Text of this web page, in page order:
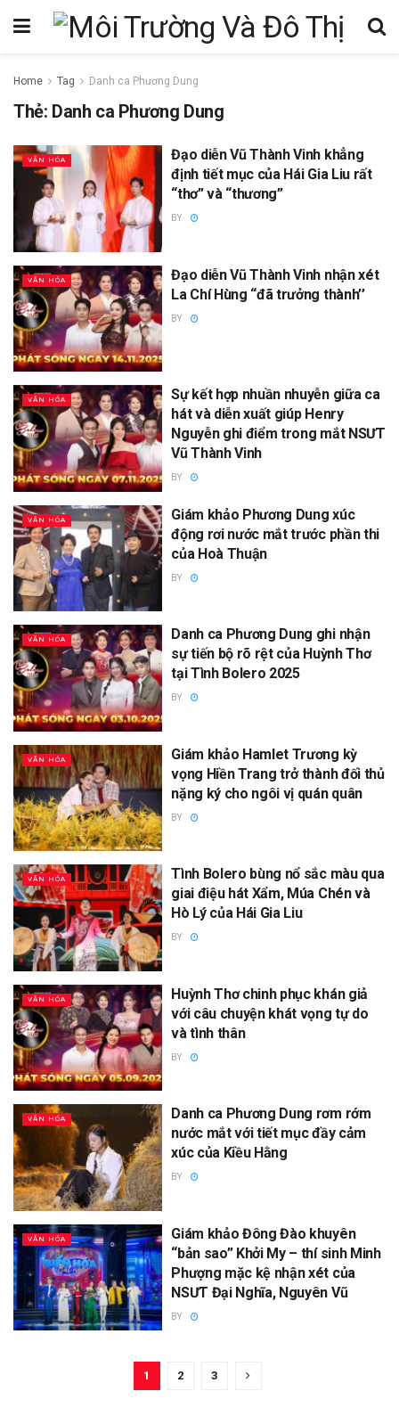
Home Tag Danh ca Phương Dung
Thẻ: Danh ca Phương Dung
VĂN HÓA
Đạo diễn Vũ Thành Vinh khẳng
định tiết mục của Hái Gia Liu rất
“thơ” và “thương”
BY
VĂN HÓA
Đạo diễn Vũ Thành Vinh nhận xét
La Chí Hùng “đã trưởng thành’’
BY
VĂN HÓA
Sự kết hợp nhuần nhuyễn giữa ca
hát và diễn xuất giúp Henry
Nguyễn ghi điểm trong mắt NSƯT
Vũ Thành Vinh
BY
VĂN HÓA
Giám khảo Phương Dung xúc
động rơi nước mắt trước phần thi
của Hoà Thuận
BY
VĂN HÓA
Danh ca Phương Dung ghi nhận
sự tiến bộ rõ rệt của Huỳnh Thơ
tại Tình Bolero 2025
BY
VĂN HÓA
Giám khảo Hamlet Trương kỳ
vọng Hiền Trang trở thành đối thủ
nặng ký cho ngôi vị quán quân
BY
VĂN HÓA
Tình Bolero bùng nổ sắc màu qua
giai điệu hát Xẩm, Múa Chén và
Hò Lý của Hái Gia Liu
BY
VĂN HÓA
Huỳnh Thơ chinh phục khán giả
với câu chuyện khát vọng tự do
và tình thân
BY
VĂN HÓA
Danh ca Phương Dung rơm rớm
nước mắt với tiết mục đầy cảm
xúc của Kiều Hằng
BY
VĂN HÓA
Giám khảo Đông Đào khuyên
“bản sao” Khởi My – thí sinh Minh
Phượng mặc kệ nhận xét của
NSƯT Đại Nghĩa, Nguyên Vũ
BY
1 2 3